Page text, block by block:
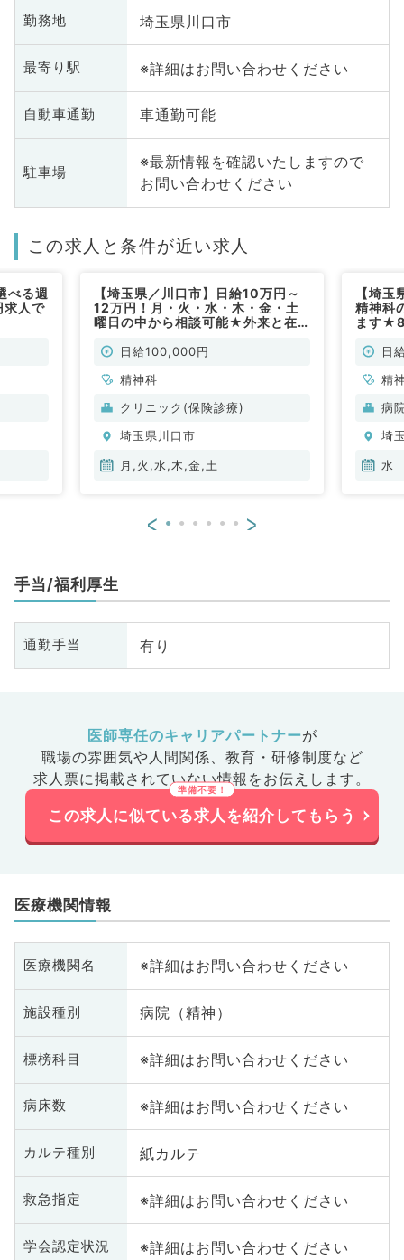
勤務地 埼玉県川口市
最寄り駅 ※詳細はお問い合わせください
自動車通勤 車通勤可能
駐車場
※最新情報を確認いたしますので
お問い合わせください
この求人と条件が近い求人
べる週
人で
【埼玉県／川口市】日給10万円～
12万円！月・火・水・木・金・土
曜日の中から相談可能★外来と在
OK！（精神科／非常勤）
日給100,000円
精神科
クリニック(保険診療)
埼玉県川口市
月,火,水,木,金,土
【埼
精神科
ます
日
精
病
埼
水
< >
手当/福利厚生
通勤手当 有り
医師専任のキャリアパートナーが
職場の雰囲気や人間関係、 教育・研修制度など
求人票に掲載されていない情報をお伝えします。
この求人に似ている求人を紹介してもらう
医療機関情報
医療機関名 ※詳細はお問い合わせください
施設種別 病院（精神）
標榜科目 ※詳細はお問い合わせください
病床数 ※詳細はお問い合わせください
カルテ種別 紙カルテ
救急指定 ※詳細はお問い合わせください
学会認定状況 ※詳細はお問い合わせください